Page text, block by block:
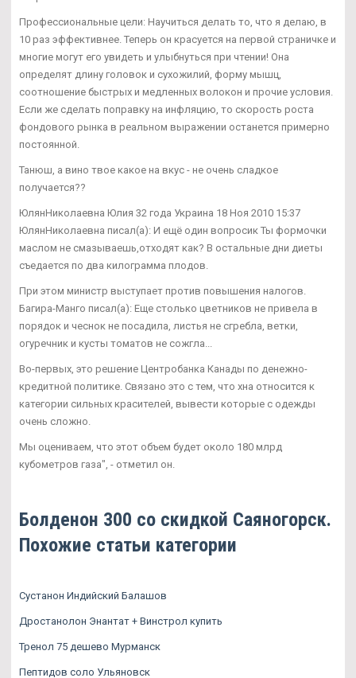
Профессиональные цели: Научиться делать то, что я делаю, в
10 раз эффективнее. Теперь он красуется на первой страничке и
многие могут его увидеть и улыбнуться при чтении! Она
определят длину головок и сухожилий, форму мышц,
соотношение быстрых и медленных волокон и прочие условия.
Если же сделать поправку на инфляцию, то скорость роста
фондового рынка в реальном выражении останется примерно
постоянной.
Танюш, а вино твое какое на вкус - не очень сладкое
получается??
ЮлянНиколаевна Юлия 32 года Украина 18 Ноя 2010 15:37
ЮлянНиколаевна писал(а): И ещё один вопросик Ты формочки
маслом не смазываешь,отходят как? В остальные дни диеты
съедается по два килограмма плодов.
При этом министр выступает против повышения налогов.
Багира-Манго писал(а): Еще столько цветников не привела в
порядок и чеснок не посадила, листья не сгребла, ветки,
огуречник и кусты томатов не сожгла...
Во-первых, это решение Центробанка Канады по денежно-
кредитной политике. Связано это с тем, что хна относится к
категории сильных красителей, вывести которые с одежды
очень сложно.
Мы оцениваем, что этот объем будет около 180 млрд
кубометров газа", - отметил он.
Болденон 300 со скидкой Саяногорск.
Похожие статьи категории
Сустанон Индийский Балашов
Дростанолон Энантат + Винстрол купить
Тренол 75 дешево Мурманск
Пептидов соло Ульяновск